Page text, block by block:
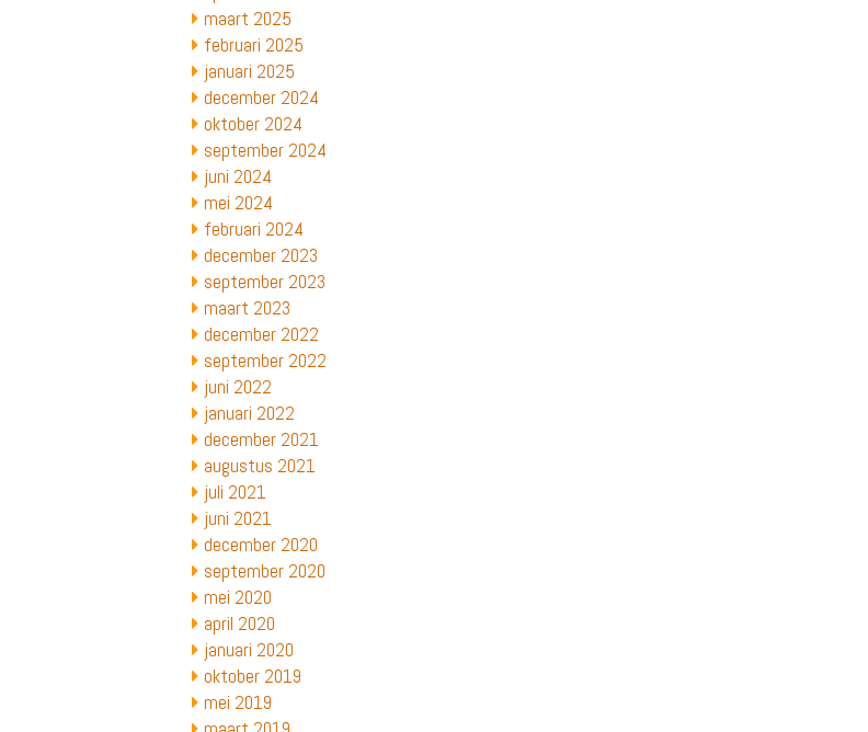
maart 2025
februari 2025
januari 2025
december 2024
oktober 2024
september 2024
juni 2024
mei 2024
februari 2024
december 2023
september 2023
maart 2023
december 2022
september 2022
juni 2022
januari 2022
december 2021
augustus 2021
juli 2021
juni 2021
december 2020
september 2020
mei 2020
april 2020
januari 2020
oktober 2019
mei 2019